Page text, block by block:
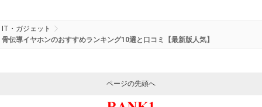
IT・ガジェット
骨伝導イヤホンのおすすめランキング10選と口コミ【最新版人気】
ページの先頭へ